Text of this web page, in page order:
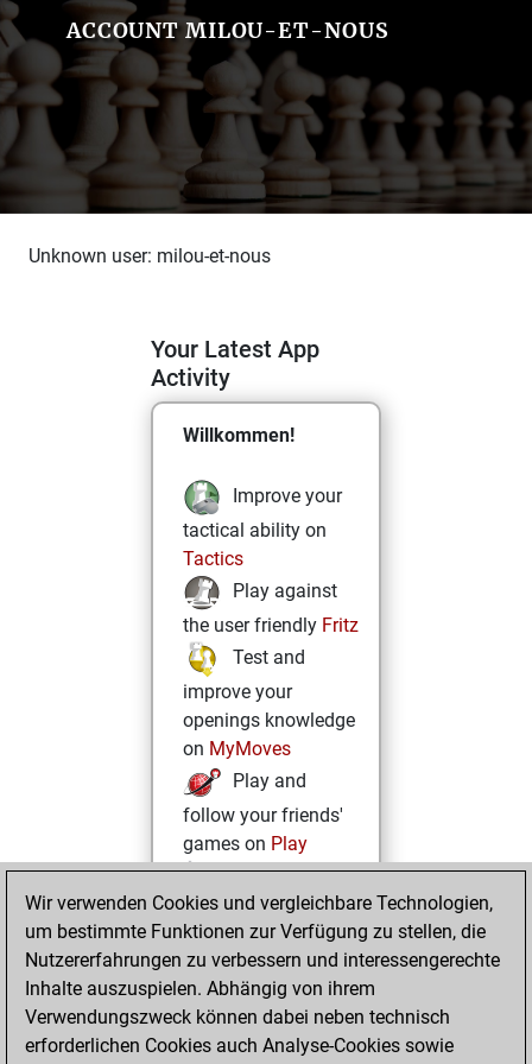
ACCOUNT MILOU-ET-NOUS
Unknown user: milou-et-nous
Your Latest App
Activity
Willkommen!
Improve your
tactical ability on
Tactics
Play against
the user friendly Fritz
Test and
improve your
openings knowledge
on MyMoves
Play and
follow your friends'
games on Play
Solve some
beautiful and
challenging Studies
on Studies
Wir verwenden Cookies und vergleichbare Technologien,
um bestimmte Funktionen zur Verfügung zu stellen, die
Nutzererfahrungen zu verbessern und interessengerechte
Inhalte auszuspielen. Abhängig von ihrem
Verwendungszweck können dabei neben technisch
erforderlichen Cookies auch Analyse-Cookies sowie